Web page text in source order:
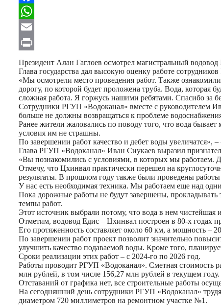
Facebook
WhatsApp
Email
Print
Президент Алан Гаглоев осмотрел магистральный
Глава государства дал высокую оценку работе
«Мы осмотрели место проведения работ. Также
дорогу, по которой будет проложена труба. Вода, которая
сложная работа. Я горжусь нашими ребятами. Спасибо за
Сотрудники РГУП «Водоканал» вместе с руководителем
больше не должны возвращаться к проблеме
Ранее жители жаловались по поводу того, что вода
условия им не страшны.
По завершении работ качество и дебет воды увеличатся», –
Глава РГУП «Водоканал» Иван Сиукаев выразил
«Вы познакомились с условиями, в которых мы работаем.
Отмечу, что Цхинвал практически перешел на
результаты. В прошлом году также были проведены
У нас есть необходимая техника. Мы работаем еще над
Пока дорожные работы не будут завершены,
темпы работ.
Этот источник выбрали потому, что вода в нем чистейшая
Отметим, водовод Едис – Цхинвал построен в 80-х годах
Его протяженность составляет около 60 км, а мощность –
По завершении работ проект позволит значительно
улучшить качество подаваемой воды. Кроме того,
Сроки реализации этих работ – с 2024-го по 2026 год.
Работы проводит РГУП «Водоканал». Сметная стоимость
млн рублей, в том числе 156,27 млн рублей в текущем
Отставаний от графика нет, все строительные работы
На сегодняшний день сотрудники РГУП «Водоканал»
диаметром 720 миллиметров на ремонтном участке №1.